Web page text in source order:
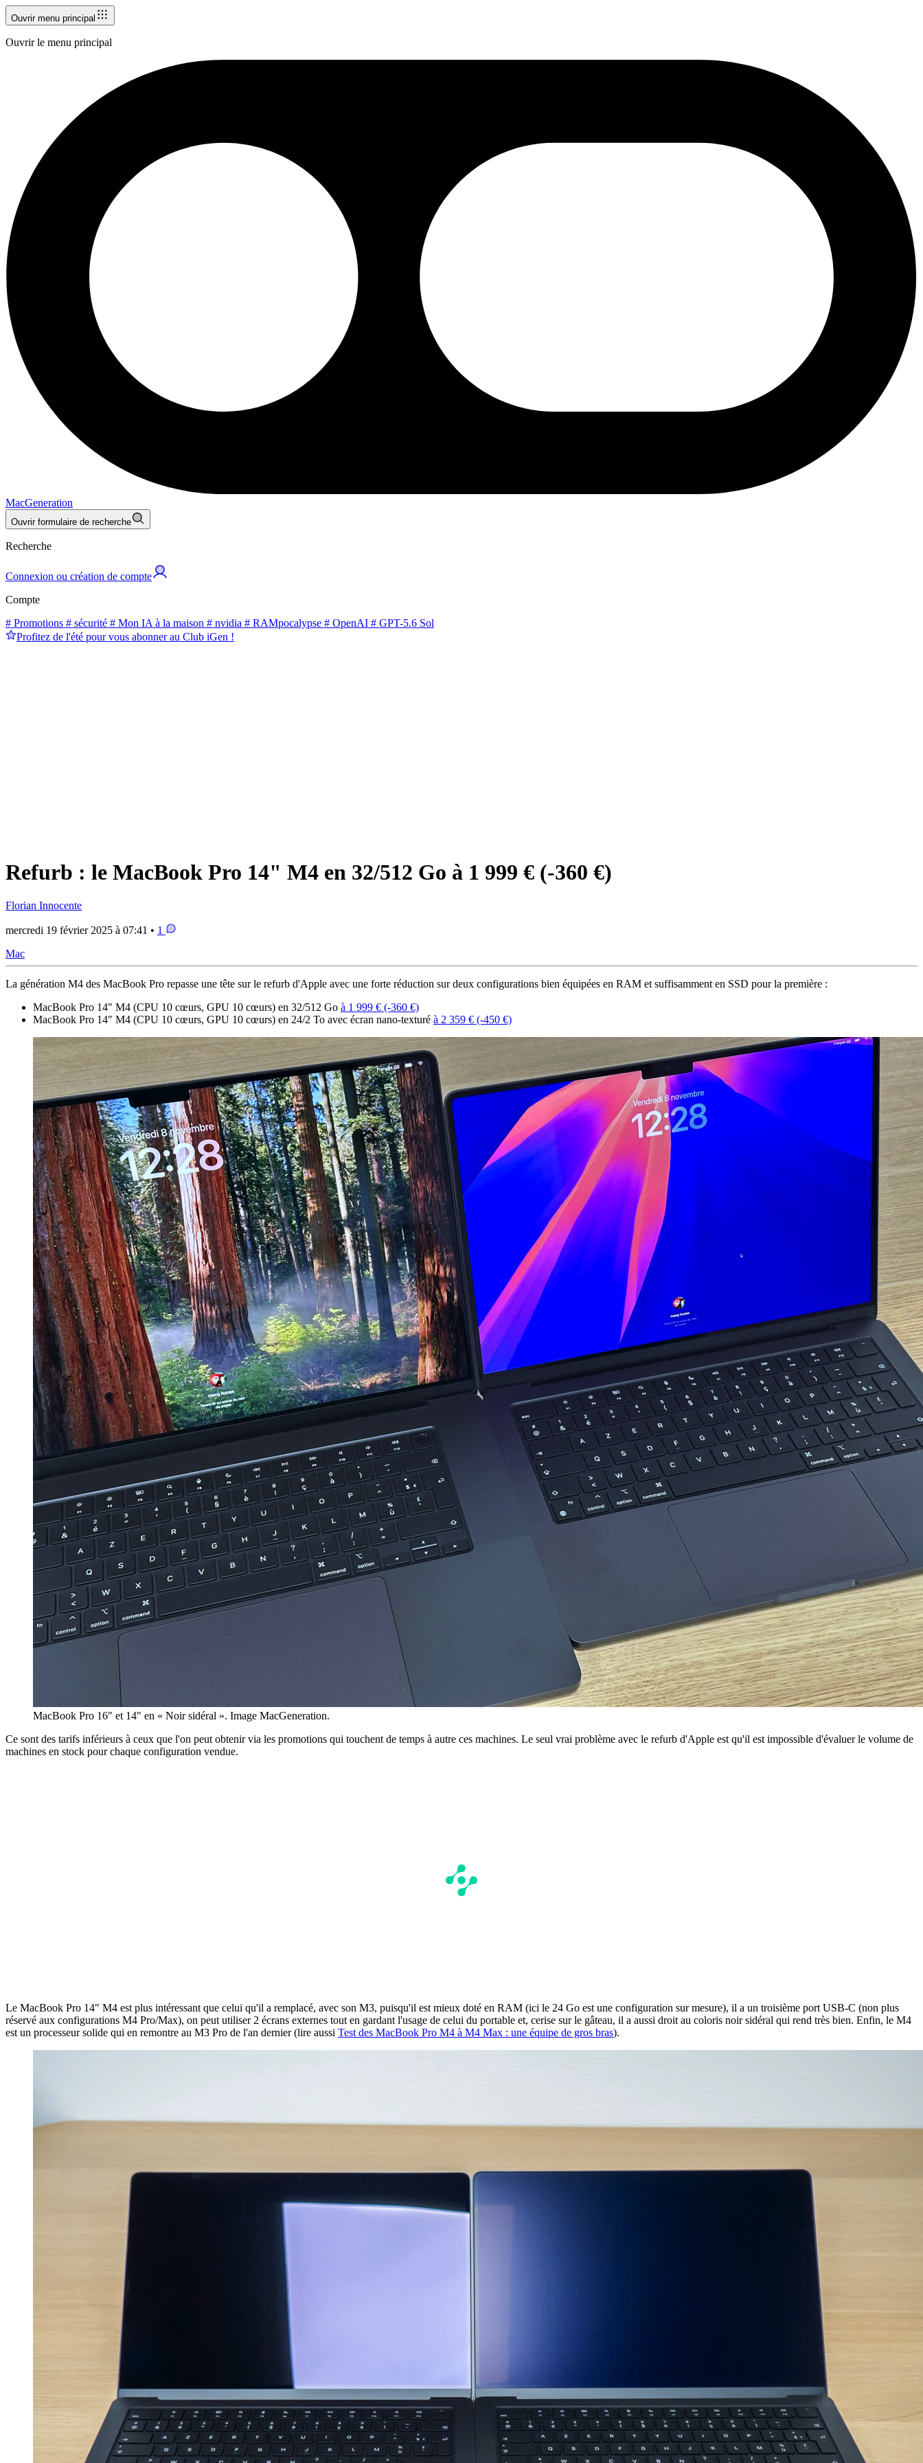
Ouvrir menu principal
Ouvrir le menu principal
MacGeneration
Ouvrir formulaire de recherche
Recherche
Connexion ou création de compte
Compte
# Promotions # sécurité # Mon IA à la maison # nvidia # RAMpocalypse # OpenAI # GPT-5.6 Sol
Profitez de l'été pour vous abonner au Club iGen !
Refurb : le MacBook Pro 14" M4 en 32/512 Go à 1 999 € (-360 €)
Florian Innocente
mercredi 19 février 2025 à 07:41 • 1
Mac
La génération M4 des MacBook Pro repasse une tête sur le refurb d'Apple avec une forte réduction sur deux configurations bien équipées en RAM et suffisamment en SSD pour la première :
MacBook Pro 14" M4 (CPU 10 cœurs, GPU 10 cœurs) en 32/512 Go à 1 999 € (-360 €)
MacBook Pro 14" M4 (CPU 10 cœurs, GPU 10 cœurs) en 24/2 To avec écran nano-texturé à 2 359 € (-450 €)
MacBook Pro 16" et 14" en « Noir sidéral ». Image MacGeneration.
Ce sont des tarifs inférieurs à ceux que l'on peut obtenir via les promotions qui touchent de temps à autre ces machines. Le seul vrai problème avec le refurb d'Apple est qu'il est impossible d'évaluer le volume de
machines en stock pour chaque configuration vendue.
Le MacBook Pro 14" M4 est plus intéressant que celui qu'il a remplacé, avec son M3, puisqu'il est mieux doté en RAM (ici le 24 Go est une configuration sur mesure), il a un troisième port USB-C (non plus
réservé aux configurations M4 Pro/Max), on peut utiliser 2 écrans externes tout en gardant l'usage de celui du portable et, cerise sur le gâteau, il a aussi droit au coloris noir sidéral qui rend très bien. Enfin, le M4
est un processeur solide qui en remontre au M3 Pro de l'an dernier (lire aussi Test des MacBook Pro M4 à M4 Max : une équipe de gros bras).